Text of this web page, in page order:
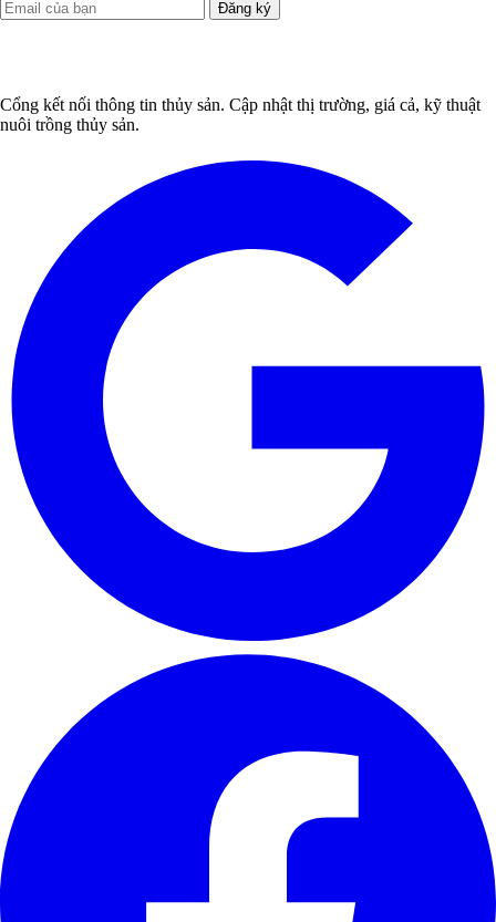
Đăng ký
Cổng kết nối thông tin thủy sản. Cập nhật thị trường, giá cả, kỹ thuật
nuôi trồng thủy sản.